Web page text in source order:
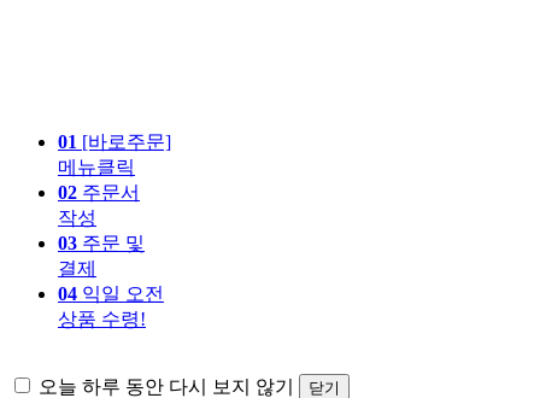
01 [바로주문]
메뉴클릭
02 주문서
작성
03 주문 및
결제
04 익일 오전
상품 수령!
오늘 하루 동안 다시 보지 않기 닫기